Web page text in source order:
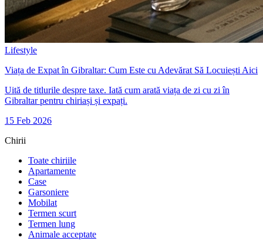
Lifestyle
Viața de Expat în Gibraltar: Cum Este cu Adevărat Să Locuiești Aici
Uită de titlurile despre taxe. Iată cum arată viața de zi cu zi în
Gibraltar pentru chiriași și expați.
15 Feb 2026
Chirii
Toate chiriile
Apartamente
Case
Garsoniere
Mobilat
Termen scurt
Termen lung
Animale acceptate